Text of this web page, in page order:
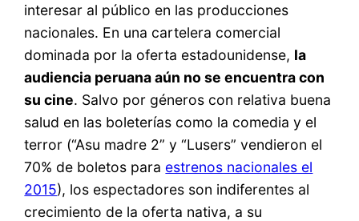
interesar al público en las producciones
nacionales. En una cartelera comercial
dominada por la oferta estadounidense, la
audiencia peruana aún no se encuentra con
su cine. Salvo por géneros con relativa buena
salud en las boleterías como la comedia y el
terror (“Asu madre 2” y “Lusers” vendieron el
70% de boletos para estrenos nacionales el
2015), los espectadores son indiferentes al
crecimiento de la oferta nativa, a su